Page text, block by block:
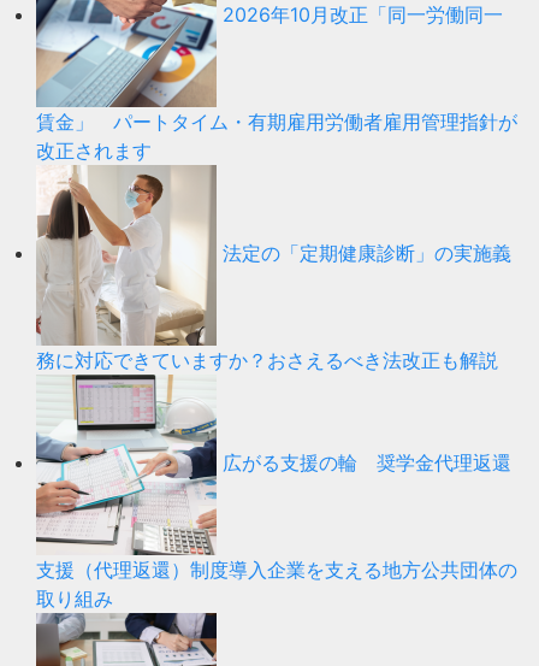
2026年10月改正「同一労働同一
賃金」 パートタイム・有期雇用労働者雇用管理指針が
改正されます
法定の「定期健康診断」の実施義
務に対応できていますか？おさえるべき法改正も解説
広がる支援の輪 奨学金代理返還
支援（代理返還）制度導入企業を支える地方公共団体の
取り組み